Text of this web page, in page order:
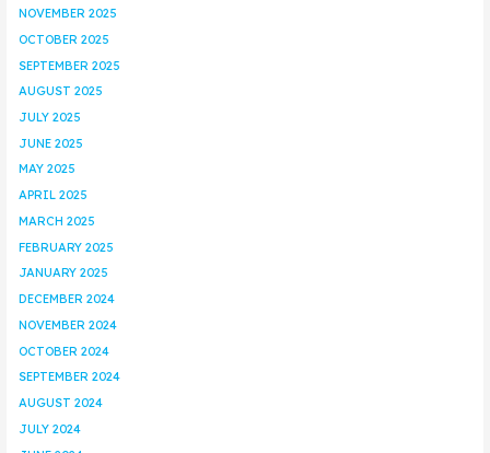
NOVEMBER 2025
OCTOBER 2025
SEPTEMBER 2025
AUGUST 2025
JULY 2025
JUNE 2025
MAY 2025
APRIL 2025
MARCH 2025
FEBRUARY 2025
JANUARY 2025
DECEMBER 2024
NOVEMBER 2024
OCTOBER 2024
SEPTEMBER 2024
AUGUST 2024
JULY 2024